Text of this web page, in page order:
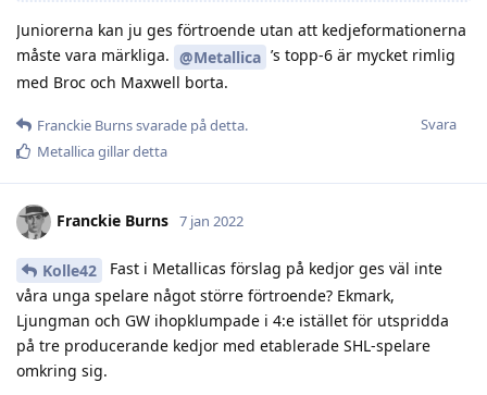
Juniorerna kan ju ges förtroende utan att kedjeformationerna
måste vara märkliga. @Metallica ’s topp-6 är mycket rimlig
med Broc och Maxwell borta.
Svara
Franckie Burnssvarade på detta.
Metallicagillar detta
Franckie Burns 7 jan 2022
Kolle42
Fast i Metallicas förslag på kedjor ges väl inte
våra unga spelare något större förtroende? Ekmark,
Ljungman och GW ihopklumpade i 4:e istället för utspridda
på tre producerande kedjor med etablerade SHL-spelare
omkring sig.